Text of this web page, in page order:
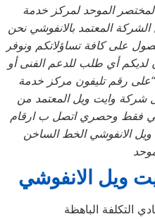
الموحد لمركز خدمة
الشركة المعتمد بالانفوشي نحن
على كافة تساؤلاتكم ونوفر
لديكم أي طلب للدعم الفنى أو
. “على رقم تليفون مركز خدمة
شركة وايت ويل المعتمد من
فقط وحصري اتصل ب ارقام
ويل الانفوشي الخط الساخن
ويل الانفوشي
التكلفة الباهظة